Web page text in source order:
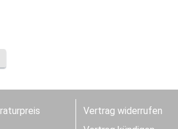
Vertrag widerrufen